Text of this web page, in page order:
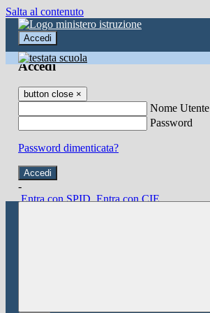
Salta al contenuto
Accedi
Accedi
button close ×
Nome Utente
Password
Password dimenticata?
-
Entra con SPID Entra con CIE
button close ×